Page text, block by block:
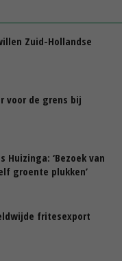
Zuid-Hollandse
voor de grens bij
Huizinga: ‘Bezoek van
groente plukken’
fritesexport